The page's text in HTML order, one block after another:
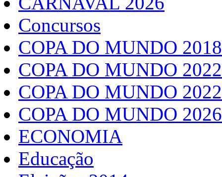
Concursos
COPA DO MUNDO 2018
COPA DO MUNDO 2022
COPA DO MUNDO
COPA DO MUNDO 2026
ECONOMIA
Educação